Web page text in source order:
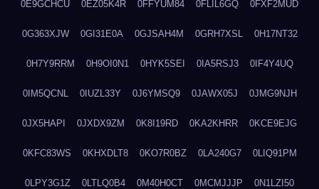
0E9GCHCU 0EZ05K4R 0FFYUM84 0FLIL6GQ 0FXF2MUD
0G363XJW 0GI31E0A 0GJSAH4M 0GRH7XSL 0H17NT32
0H7Y9RRM 0H9OI0N1 0HYK5SEI 0IA5RSJ3 0IF4Y4UQ
0IM5QCNL 0IUZL33Y 0J6YMSQ9 0JAWX05J 0JMG9NJH
0JX5HAPI 0JXDX9ZM 0K8I19RD 0KA2KHRR 0KCE9EJG
0KFC83WS 0KHXDLT8 0KO7R0BZ 0LA240G7 0LIQ91PM
0LPY3G1Z 0LTLQ0B4 0M40H0CT 0MCMJJJP 0N1LZI50